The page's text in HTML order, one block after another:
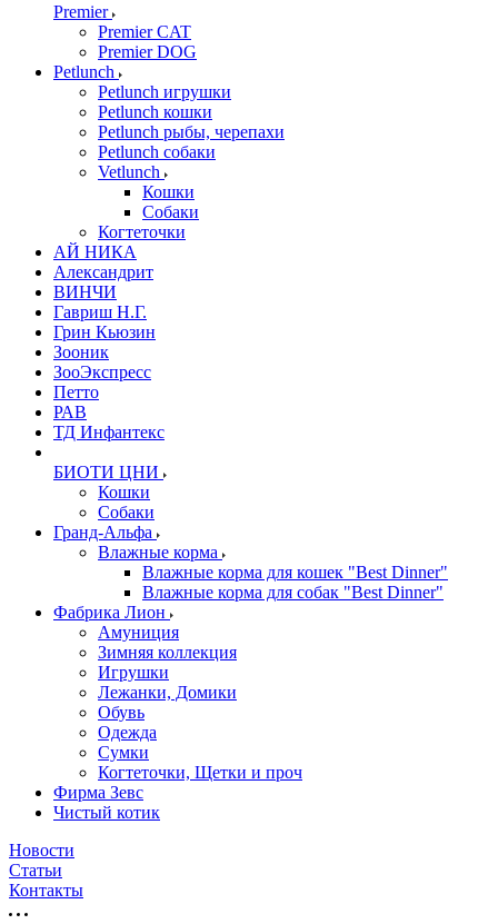
Premier
Premier CAT
Premier DOG
Petlunch
Petlunch игрушки
Petlunch кошки
Petlunch рыбы, черепахи
Petlunch собаки
Vetlunch
Кошки
Собаки
Когтеточки
АЙ НИКА
Александрит
ВИНЧИ
Гавриш Н.Г.
Грин Кьюзин
Зооник
ЗооЭкспресс
Петто
РАВ
ТД Инфантекс
БИОТИ ЦНИ
Кошки
Собаки
Гранд-Альфа
Влажные корма
Влажные корма для кошек "Best Dinner"
Влажные корма для собак "Best Dinner"
Фабрика Лион
Амуниция
Зимняя коллекция
Игрушки
Лежанки, Домики
Обувь
Одежда
Сумки
Когтеточки, Щетки и проч
Фирма Зевс
Чистый котик
Новости
Статьи
Контакты